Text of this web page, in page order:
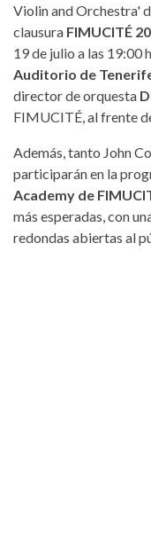
Violin and Orchestra'
clausura FIMUCITÉ
19 de julio a las 19:00
Auditorio de
director de orquesta
FIMUCITÉ, al frente
Además, tanto John
participarán en la
Academy de
más esperadas, con
redondas abiertas al